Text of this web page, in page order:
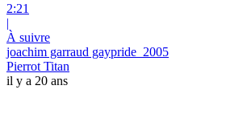
2:21
|
À suivre
joachim garraud gaypride_2005
Pierrot Titan
il y a 20 ans